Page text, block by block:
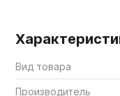
Вид товара
Производитель